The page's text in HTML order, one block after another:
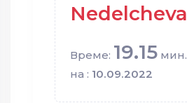
Nedelcheva
Време: 19.15 мин.
на : 10.09.2022